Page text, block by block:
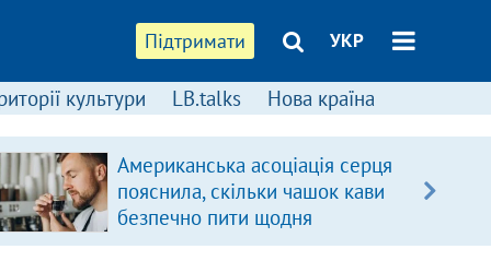
Підтримати УКР
культури LB.talks Нова країна
Американська асоціація серця
пояснила, скільки чашок кави
безпечно пити щодня